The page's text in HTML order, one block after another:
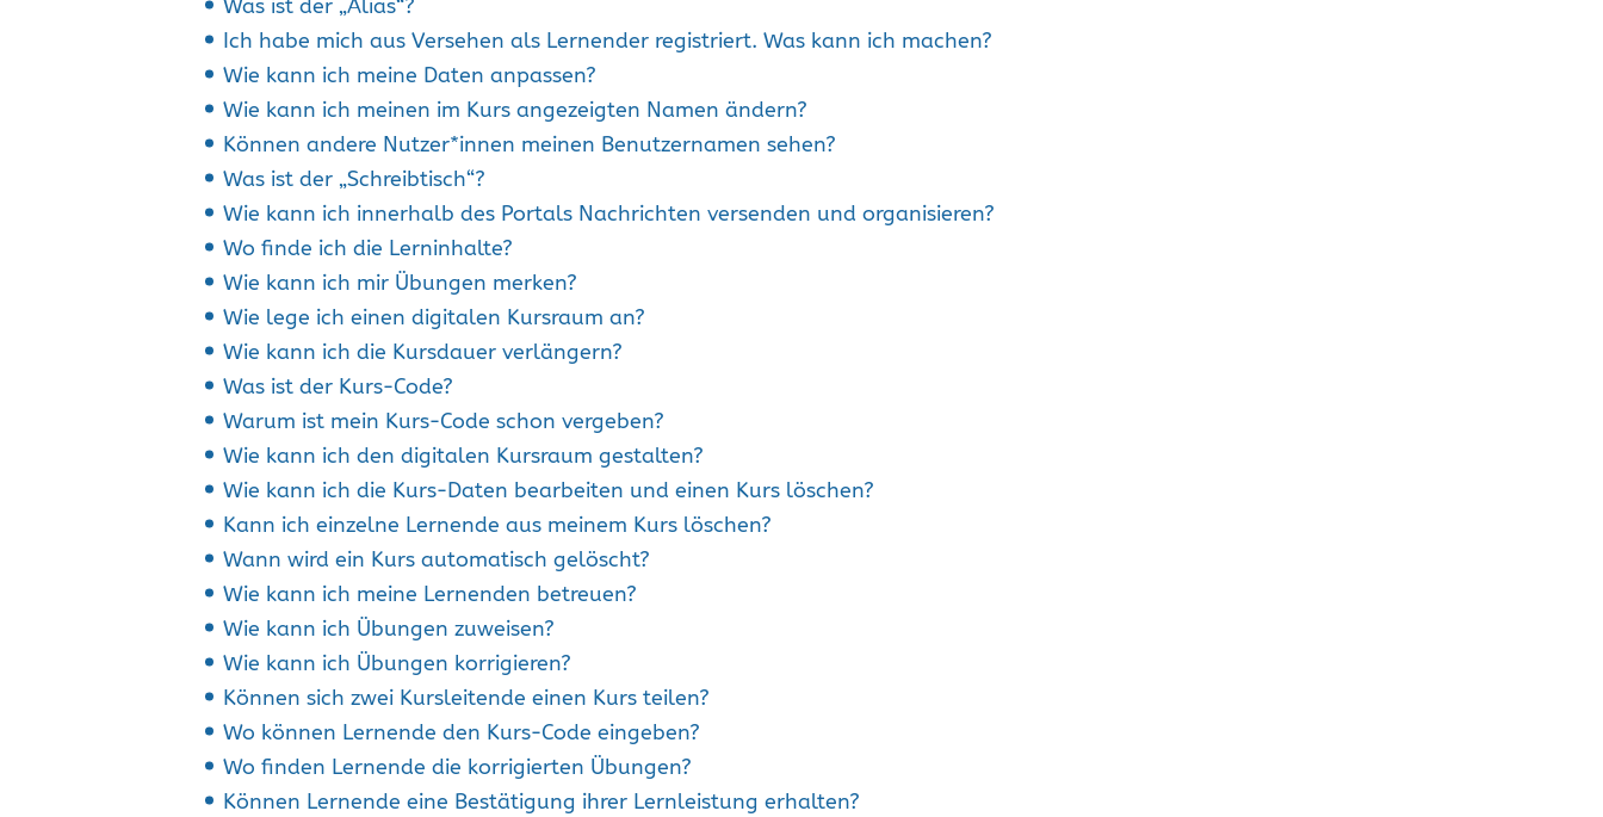
Ich habe mich aus Versehen als Lernender registriert. Was kann ich machen?
Wie kann ich meine Daten anpassen?
Wie kann ich meinen im Kurs angezeigten Namen ändern?
Können andere Nutzer*innen meinen Benutzernamen sehen?
Was ist der „Schreibtisch“?
Wie kann ich innerhalb des Portals Nachrichten versenden und organisieren?
Wo finde ich die Lerninhalte?
Wie kann ich mir Übungen merken?
Wie lege ich einen digitalen Kursraum an?
Wie kann ich die Kursdauer verlängern?
Was ist der Kurs-Code?
Warum ist mein Kurs-Code schon vergeben?
Wie kann ich den digitalen Kursraum gestalten?
Wie kann ich die Kurs-Daten bearbeiten und einen Kurs löschen?
Kann ich einzelne Lernende aus meinem Kurs löschen?
Wann wird ein Kurs automatisch gelöscht?
Wie kann ich meine Lernenden betreuen?
Wie kann ich Übungen zuweisen?
Wie kann ich Übungen korrigieren?
Können sich zwei Kursleitende einen Kurs teilen?
Wo können Lernende den Kurs-Code eingeben?
Wo finden Lernende die korrigierten Übungen?
Können Lernende eine Bestätigung ihrer Lernleistung erhalten?